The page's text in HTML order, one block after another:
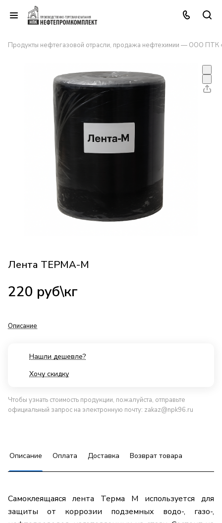
Продукты нефтегазовой отрасли, продажа нефтехимии — ООО ПТК
Лента ТЕРМА-М
220 руб\кг
Описание
Нашли дешевле?
Хочу скидку
Чтобы узнать стоимость продукции, пожалуйста, отправьте
официальный запрос на электронную почту: zakaz@npk96.ru
Описание Оплата Доставка Возврат товара
Самоклеящаяся лента Терма М используется для
защиты от коррозии подземных водо-, газо-,